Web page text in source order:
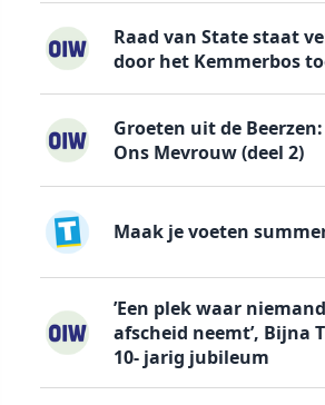
Raad van State staat
door het Kemmerbos
Groeten uit de
Ons Mevrouw (deel 2)
Maak je voeten
’Een plek waar
afscheid neemt’, Bijna
10- jarig jubileum